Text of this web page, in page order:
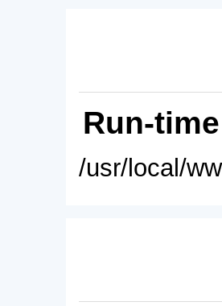
Run-
/usr/local/